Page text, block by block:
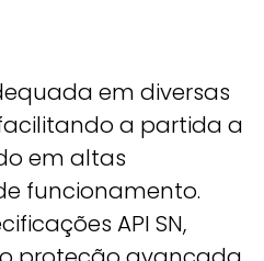
em diversas
a partida a
em altas
funcionamento.
API SN,